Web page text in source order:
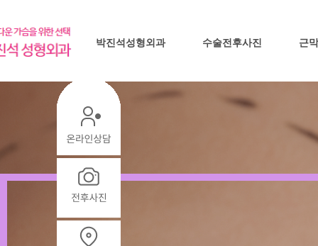
박진석성형외과 수술전후사진 근